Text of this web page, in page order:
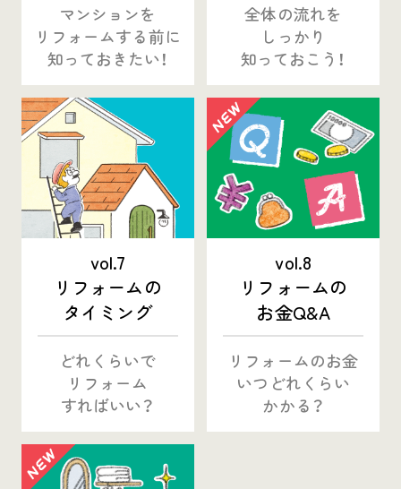
マンションを
リフォームする前に
知っておきたい！
全体の流れを
しっかり
知っておこう！
vol.7
リフォームの
タイミング
どれくらいで
リフォーム
すればいい？
vol.8
リフォームの
お金Q&A
リフォームのお金
いつどれくらい
かかる？